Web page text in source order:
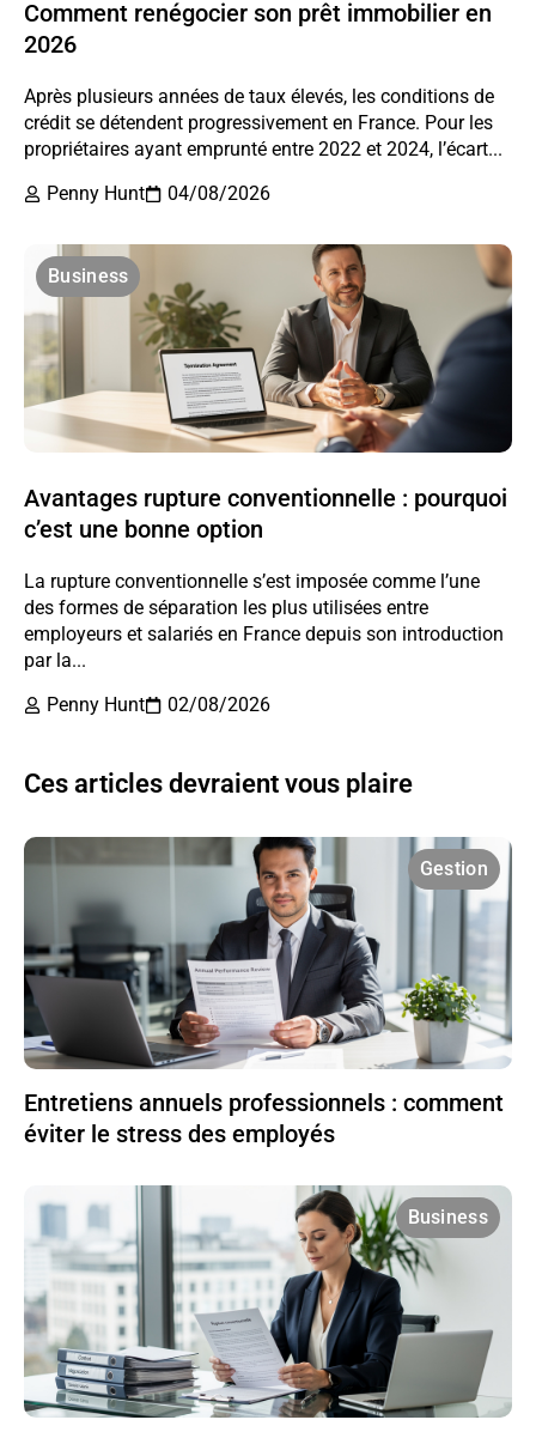
Comment renégocier son prêt immobilier en
2026
Après plusieurs années de taux élevés, les conditions de
crédit se détendent progressivement en France. Pour les
propriétaires ayant emprunté entre 2022 et 2024, l’écart...
Penny Hunt
04/08/2026
Business
Avantages rupture conventionnelle : pourquoi
c’est une bonne option
La rupture conventionnelle s’est imposée comme l’une
des formes de séparation les plus utilisées entre
employeurs et salariés en France depuis son introduction
par la...
Penny Hunt
02/08/2026
Ces articles devraient vous plaire
Gestion
Entretiens annuels professionnels : comment
éviter le stress des employés
Business